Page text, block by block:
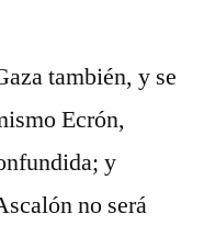
también, y se
Ecrón,
y
no será